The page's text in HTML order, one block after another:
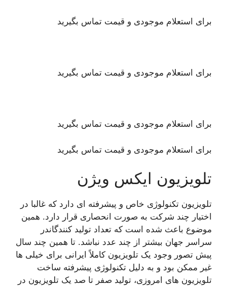
برای استعلام موجودی و قیمت تماس بگیرید
برای استعلام موجودی و قیمت تماس بگیرید
برای استعلام موجودی و قیمت تماس بگیرید
برای استعلام موجودی و قیمت تماس بگیرید
تلویزیون ایکس ویژن
تلویزیون تکنولوژی خاص و پیشرفته ای دارد که غالبا در
اختیار چند شرکت به صورت انحصاری قرار دارد. همین
موضوع باعث شده است که تعداد تولید کنندگاندر
سراسر جهان بیشتر از چند عدد نباشد. تا همین چند سال
پیش تصور وجود یک تلویزیون کاملاً ایرانی برای خیلی ها
غیر ممکن بود و به دلیل تکنولوژی پیشرفته ساخت
تلویزیون های امروزی، تولید صفر تا صد یک تلویزیون در